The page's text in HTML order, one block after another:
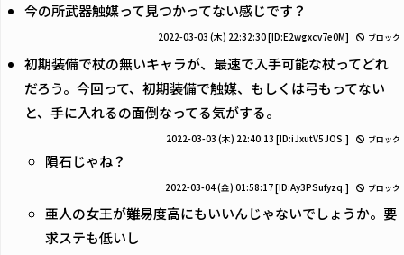
今の所武器触媒って見つかってない感じです？
2022-03-03 (木) 22:32:30[ID:E2wgxcv7e0M] ブロック
初期装備で杖の無いキャラが、最速で入手可能な杖ってどれ
だろう。今回って、初期装備で触媒、もしくは弓もってない
と、手に入れるの面倒なってる気がする。
2022-03-03 (木) 22:40:13 [ID:iJxutV5JOS.] ブロック
隕石じゃね？
2022-03-04 (金) 01:58:17[ID:Ay3PSufyzq.] ブロック
亜人の女王が難易度高にもいいんじゃないでしょうか。要
求ステも低いし